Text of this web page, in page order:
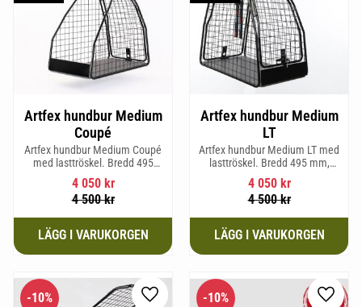
Artfex hundbur Medium
Coupé
Artfex hundbur Medium Coupé
med lasttröskel. Bredd 495
mm, Höjd 675 mm, Djup 830
mm och Vikt 15,8 kg.
4 050kr
4 500kr
Artfex hundbur Medium
LT
Artfex hundbur Medium LT med
lasttröskel. Bredd 495 mm,
Höjd 675 mm, Djup 830 mm
och Vikt 17 kg.
4 050kr
4 500kr
10% Lägg till i favoriter
10% Lägg